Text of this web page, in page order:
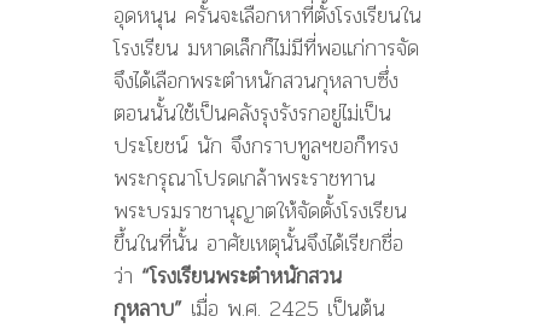
อุดหนุน ครั้นจะเลือกหาที่ตั้งโรงเรียนใน
โรงเรียน มหาดเล็กก็ไม่มีที่พอแก่การจัด
จึงได้เลือกพระตำหนักสวนกุหลาบซึ่ง
ตอนนั้นใช้เป็นคลังรุงรังรกอยู่ไม่เป็น
ประโยชน์ นัก จึงกราบทูลฯขอก็ทรง
พระกรุณาโปรดเกล้าพระราชทาน
พระบรมราชานุญาตให้จัดตั้งโรงเรียน
ขึ้นในที่นั้น อาศัยเหตุนั้นจึงได้เรียกชื่อ
ว่า “โรงเรียนพระตำหนักสวน
กุหลาบ” เมื่อ พ.ศ. 2425 เป็นต้น